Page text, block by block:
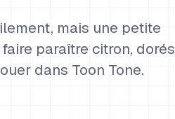
mais une petite
paraître citron, dorés
dans Toon Tone.